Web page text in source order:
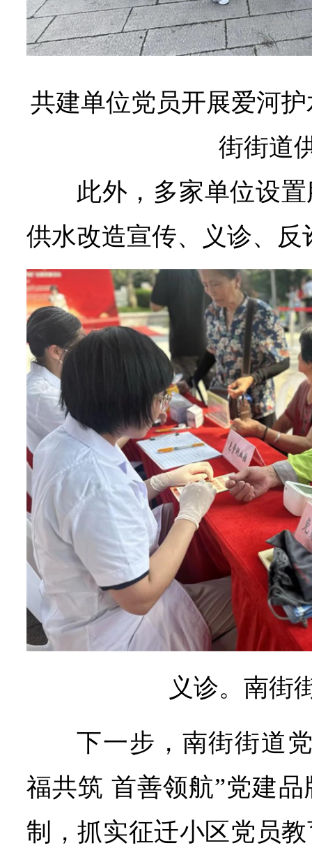
共建单位党员开展爱河
街街道
此外，多家单位设
供水改造宣传、义诊、
义诊。南街
下一步，南街街道
福共筑 首善领航”党建
制，抓实征迁小区党员